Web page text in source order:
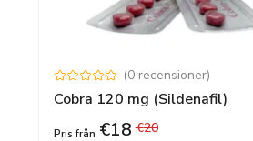
(0 recensioner)
Cobra 120 mg (Sildenafil)
Pris från €18 €20